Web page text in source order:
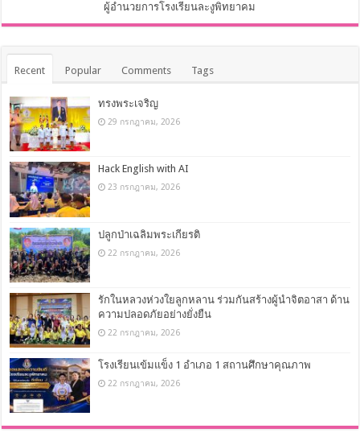
ผู้อำนวยการโรงเรียนละงูพิทยาคม
Recent Popular Comments Tags
ทรงพระเจริญ
29 กรกฎาคม, 2026
Hack English with AI
23 กรกฎาคม, 2026
ปลูกป่าเฉลิมพระเกียรติ
22 กรกฎาคม, 2026
รักในหลวงห่วงใยลูกหลาน ร่วมกันสร้างผู้นำจิตอาสา ด้าน
ความปลอดภัยอย่างยั่งยืน
22 กรกฎาคม, 2026
โรงเรียนเข้มแข็ง 1 อำเภอ 1 สถานศึกษาคุณภาพ
22 กรกฎาคม, 2026